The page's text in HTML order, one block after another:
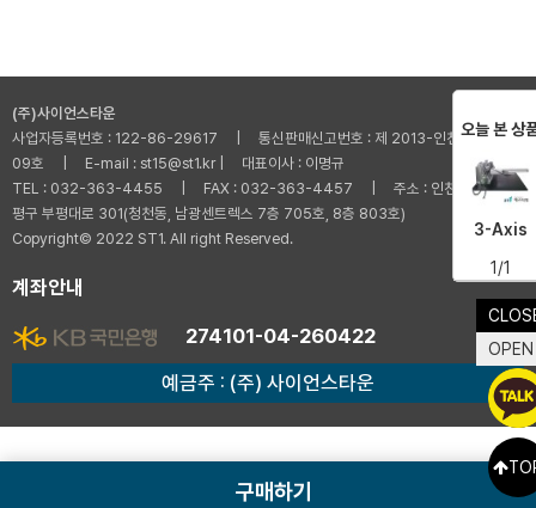
구매하기
(주)사이언스타운
사업자등록번호 : 122-86-29617 | 통신판매신고번호 : 제 2013-인천부평-001
09호 | E-mail : st15@st1.kr | 대표이사 : 이명규
TEL : 032-363-4455 | FAX : 032-363-4457 | 주소 : 인천광역시 부
평구 부평대로 301(청천동, 남광센트렉스 7층 705호, 8층 803호)
Copyright© 2022 ST1. All right Reserved.
계좌안내
274101-04-260422
예금주 : (주) 사이언스타운
OPEN
오늘 본 상
3-Axis
1/1